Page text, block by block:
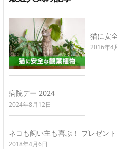
猫に安
2016年4
病院デー 2024
2024年8月12日
ネコも飼い主も喜ぶ！ プレゼン
2018年4月6日